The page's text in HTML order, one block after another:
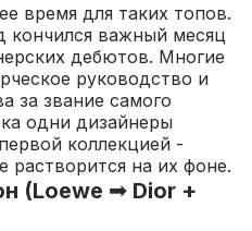
время для таких топов.
кончился важный месяц
дебютов. Многие
руководство и
за звание самого
одни дизайнеры
коллекцией -
растворится на их фоне.
(Loewe ➟ Dior +